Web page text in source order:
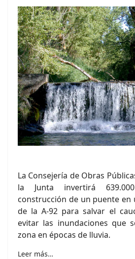
La Consejería de Obras
la Junta invertirá
construcción de un puente en
de la A-92 para salvar el
evitar las inundaciones que
zona en épocas de lluvia.
Leer más…